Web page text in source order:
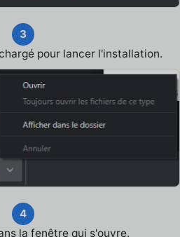
3
pour lancer l'installation.
4
la fenêtre qui s'ouvre.